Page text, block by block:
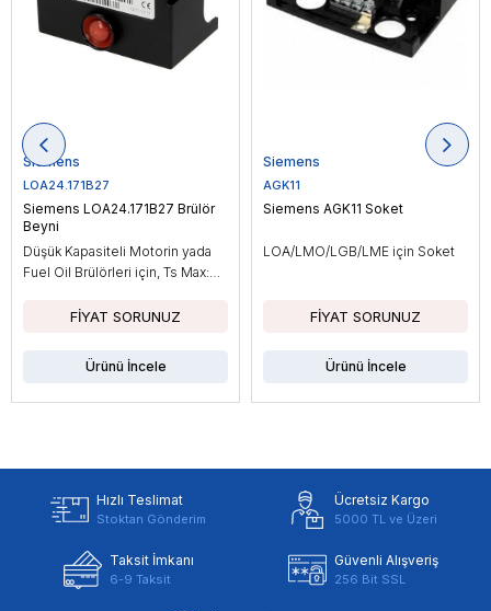
Siemens
LOA24.171B27
Siemens LOA24.171B27 Brülör
Beyni
Düşük Kapasiteli Motorin yada
Fuel Oil Brülörleri için, Ts Max:
Ürünü İncele
Siemens
AGK11
Siemens AGK11 Soket
LOA/LMO/LGB/LME için Soket
Ürünü İncele
Hızlı Teslimat
Stoktan Gönderim
Ücretsiz Kargo
5000 TL ve Üzeri
Taksit İmkanı
6-9 Taksit
Güvenli Alışveriş
256 Bit SSL